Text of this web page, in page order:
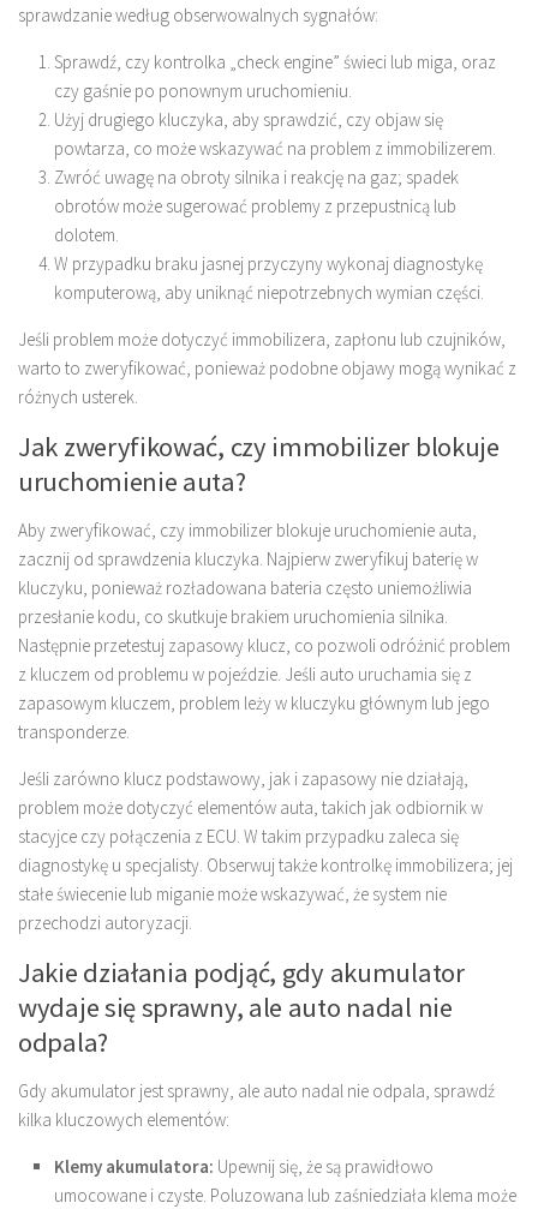
sprawdzanie według obserwowalnych sygnałów:
Sprawdź, czy kontrolka „check engine” świeci lub miga, oraz
czy gaśnie po ponownym uruchomieniu.
Użyj drugiego kluczyka, aby sprawdzić, czy objaw się
powtarza, co może wskazywać na problem z immobilizerem.
Zwróć uwagę na obroty silnika i reakcję na gaz; spadek
obrotów może sugerować problemy z przepustnicą lub
dolotem.
W przypadku braku jasnej przyczyny wykonaj diagnostykę
komputerową, aby uniknąć niepotrzebnych wymian części.
Jeśli problem może dotyczyć immobilizera, zapłonu lub czujników,
warto to zweryfikować, ponieważ podobne objawy mogą wynikać z
różnych usterek.
Jak zweryfikować, czy immobilizer blokuje
uruchomienie auta?
Aby zweryfikować, czy immobilizer blokuje uruchomienie auta,
zacznij od sprawdzenia kluczyka. Najpierw zweryfikuj baterię w
kluczyku, ponieważ rozładowana bateria często uniemożliwia
przesłanie kodu, co skutkuje brakiem uruchomienia silnika.
Następnie przetestuj zapasowy klucz, co pozwoli odróżnić problem
z kluczem od problemu w pojeździe. Jeśli auto uruchamia się z
zapasowym kluczem, problem leży w kluczyku głównym lub jego
transponderze.
Jeśli zarówno klucz podstawowy, jak i zapasowy nie działają,
problem może dotyczyć elementów auta, takich jak odbiornik w
stacyjce czy połączenia z ECU. W takim przypadku zaleca się
diagnostykę u specjalisty. Obserwuj także kontrolkę immobilizera; jej
stałe świecenie lub miganie może wskazywać, że system nie
przechodzi autoryzacji.
Jakie działania podjąć, gdy akumulator
wydaje się sprawny, ale auto nadal nie
odpala?
Gdy akumulator jest sprawny, ale auto nadal nie odpala, sprawdź
kilka kluczowych elementów:
Klemy akumulatora: Upewnij się, że są prawidłowo
umocowane i czyste. Poluzowana lub zaśniedziała klema może